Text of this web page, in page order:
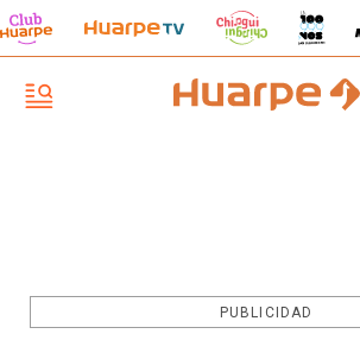
PUBLICIDAD